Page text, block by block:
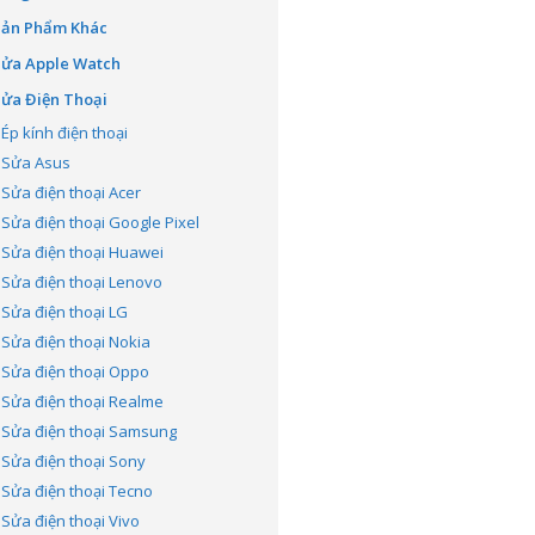
Phẩm Khác
Apple Watch
Điện Thoại
Ép kính điện thoại
Sửa Asus
Sửa điện thoại Acer
Sửa điện thoại Google Pixel
Sửa điện thoại Huawei
Sửa điện thoại Lenovo
Sửa điện thoại LG
Sửa điện thoại Nokia
Sửa điện thoại Oppo
Sửa điện thoại Realme
Sửa điện thoại Samsung
Sửa điện thoại Sony
Sửa điện thoại Tecno
Sửa điện thoại Vivo